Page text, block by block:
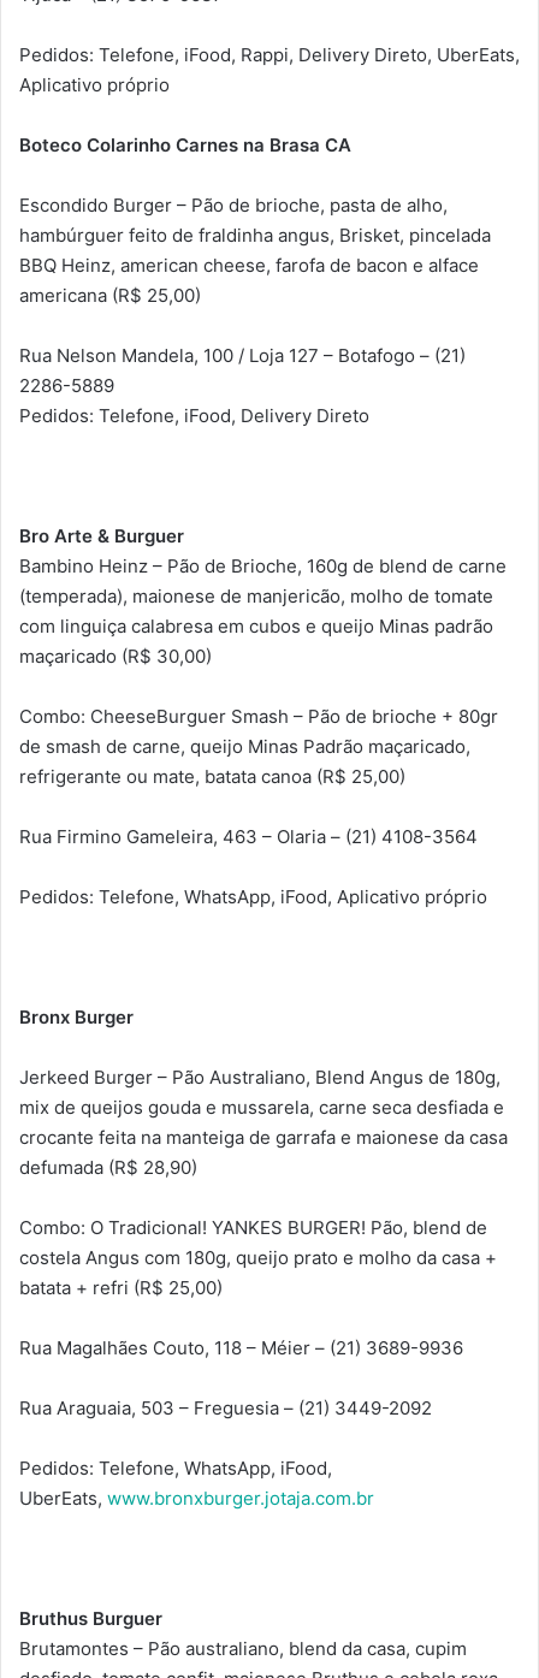
Pedidos: Telefone, iFood, Rappi, Delivery Direto, UberEats,
Aplicativo próprio
Boteco Colarinho Carnes na Brasa CA
Escondido Burger – Pão de brioche, pasta de alho,
hambúrguer feito de fraldinha angus, Brisket, pincelada
BBQ Heinz, american cheese, farofa de bacon e alface
americana (R$ 25,00)
Rua Nelson Mandela, 100 / Loja 127 – Botafogo – (21)
2286-5889
Pedidos: Telefone, iFood, Delivery Direto
Bro Arte & Burguer
Bambino Heinz – Pão de Brioche, 160g de blend de carne
(temperada), maionese de manjericão, molho de tomate
com linguiça calabresa em cubos e queijo Minas padrão
maçaricado (R$ 30,00)
Combo: CheeseBurguer Smash – Pão de brioche + 80gr
de smash de carne, queijo Minas Padrão maçaricado,
refrigerante ou mate, batata canoa (R$ 25,00)
Rua Firmino Gameleira, 463 – Olaria – (21) 4108-3564
Pedidos: Telefone, WhatsApp, iFood, Aplicativo próprio
Bronx Burger
Jerkeed Burger – Pão Australiano, Blend Angus de 180g,
mix de queijos gouda e mussarela, carne seca desfiada e
crocante feita na manteiga de garrafa e maionese da casa
defumada (R$ 28,90)
Combo: O Tradicional! YANKES BURGER! Pão, blend de
costela Angus com 180g, queijo prato e molho da casa +
batata + refri (R$ 25,00)
Rua Magalhães Couto, 118 – Méier – (21) 3689-9936
Rua Araguaia, 503 – Freguesia – (21) 3449-2092
Pedidos: Telefone, WhatsApp, iFood,
UberEats, www.bronxburger.jotaja.com.br
Bruthus Burguer
Brutamontes – Pão australiano, blend da casa, cupim